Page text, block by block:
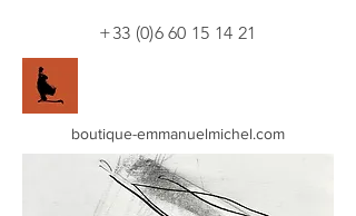
+33 (0)6 60 15 14 21
boutique-emmanuelmichel.com